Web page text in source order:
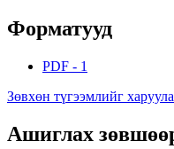
Форматууд
PDF - 1
Зөвхөн түгээмлийг
Ашиглах